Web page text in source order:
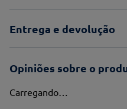
Entrega e devolução
Opiniões sobre o
Carregando…